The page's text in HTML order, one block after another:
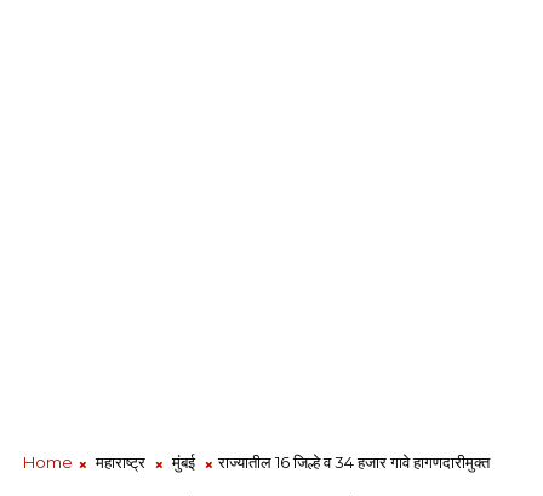
Home महाराष्ट्र मुंबई राज्यातील 16 जिल्हे व 34 हजार गावे हागणदारीमुक्त